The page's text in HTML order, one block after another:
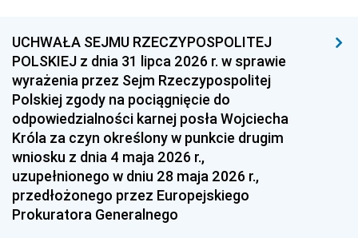
UCHWAŁA SEJMU RZECZYPOSPOLITEJ
POLSKIEJ z dnia 31 lipca 2026 r. w sprawie
wyrażenia przez Sejm Rzeczypospolitej
Polskiej zgody na pociągnięcie do
odpowiedzialności karnej posła Wojciecha
Króla za czyn określony w punkcie drugim
wniosku z dnia 4 maja 2026 r.,
uzupełnionego w dniu 28 maja 2026 r.,
przedłożonego przez Europejskiego
Prokuratora Generalnego